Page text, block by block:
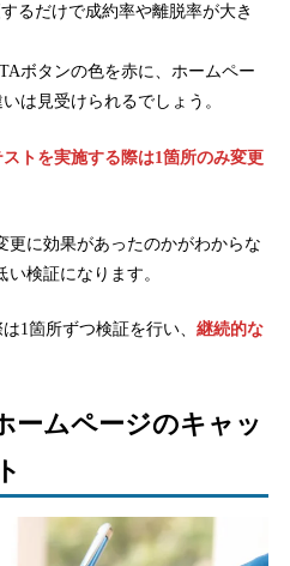
るだけで成約率や離脱率が大き
ボタンの色を赤に、ホームペー
は見受けられるでしょう。
ストを実施する際は1箇所のみ変更
更に効果があったのかがわからな
検証になります。
1箇所ずつ検証を行い、 継続的な
ームページのキャッ